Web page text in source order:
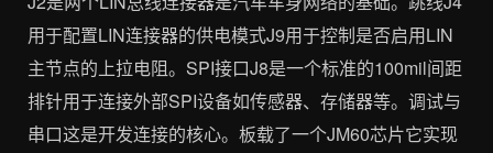
用于配置LIN连接器的供电模式J9用于控制是否启用LIN
主节点的上拉电阻。SPI接口J8是一个标准的100mil间距
排针用于连接外部SPI设备如传感器、存储器等。调试与
串口这是开发连接的核心。板载了一个JM60芯片它实现